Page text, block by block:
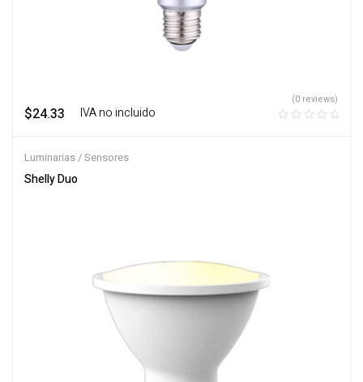
$24.33 ‎ ‎ ‎ IVA no incluido
(0 reviews)
Luminarias / Sensores
Shelly Duo